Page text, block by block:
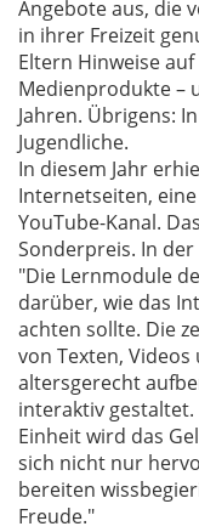
Angebote aus, die
in ihrer Freizeit
Eltern Hinweise
Medienprodukte –
Jahren. Übrigens:
Jugendliche.
In diesem Jahr
Internetseiten,
YouTube-Kanal.
Sonderpreis. In
"Die Lernmodule
darüber, wie das
achten sollte. Die
von Texten,
altersgerecht
interaktiv
Einheit wird das
sich nicht nur
bereiten
Freude."